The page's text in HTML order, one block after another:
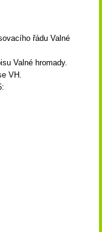
řádu Valné
Valné hromady.
VH.